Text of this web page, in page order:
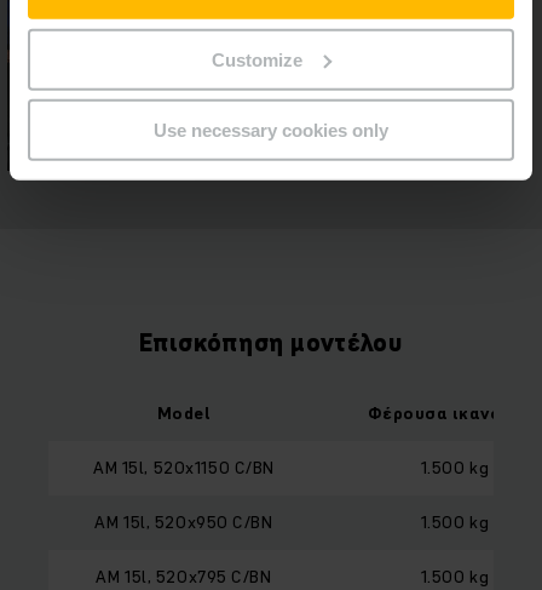
Customize
Use necessary cookies only
Επισκόπηση μοντέλου
Model Φέρουσα ικανότητα
AM 15l, 520x1150 C/BN 1.500 kg
AM 15l, 520x950 C/BN 1.500 kg
AM 15l, 520x795 C/BN 1.500 kg